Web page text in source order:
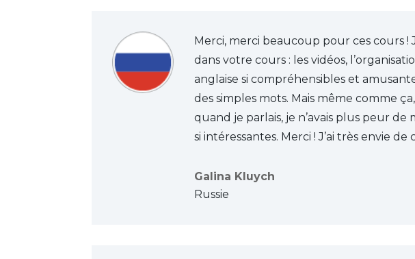
Merci, merci beaucoup pour ces cours !
dans votre cours : les vidéos,
anglaise si compréhensibles et
des simples mots. Mais même comme
quand je parlais, je n’avais plus peur
si intéressantes. Merci ! J’ai très envie
Galina Kluych
Russie